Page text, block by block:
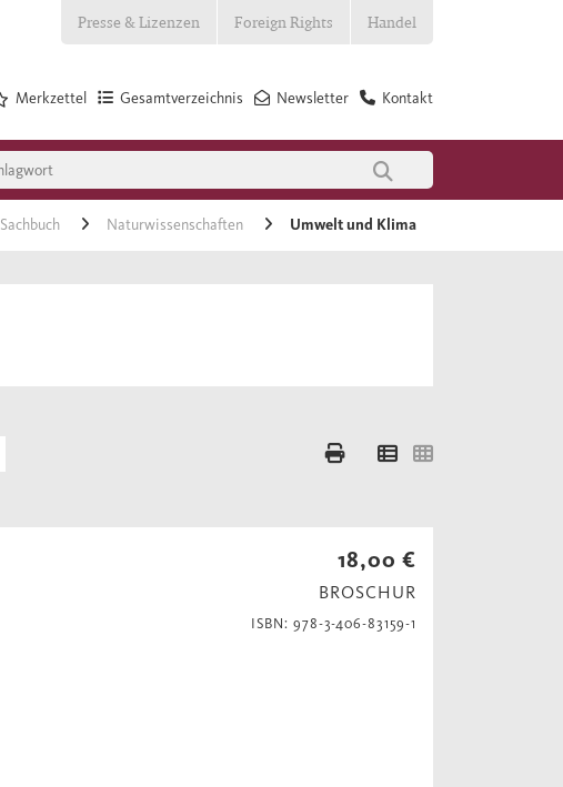
Presse & Lizenzen Foreign Rights Handel
Kontakt
Newsletter
Gesamtverzeichnis
Merkzettel
Sachbuch Naturwissenschaften Umwelt und Klima
18,00 €
BROSCHUR
ISBN: 978-3-406-83159-1